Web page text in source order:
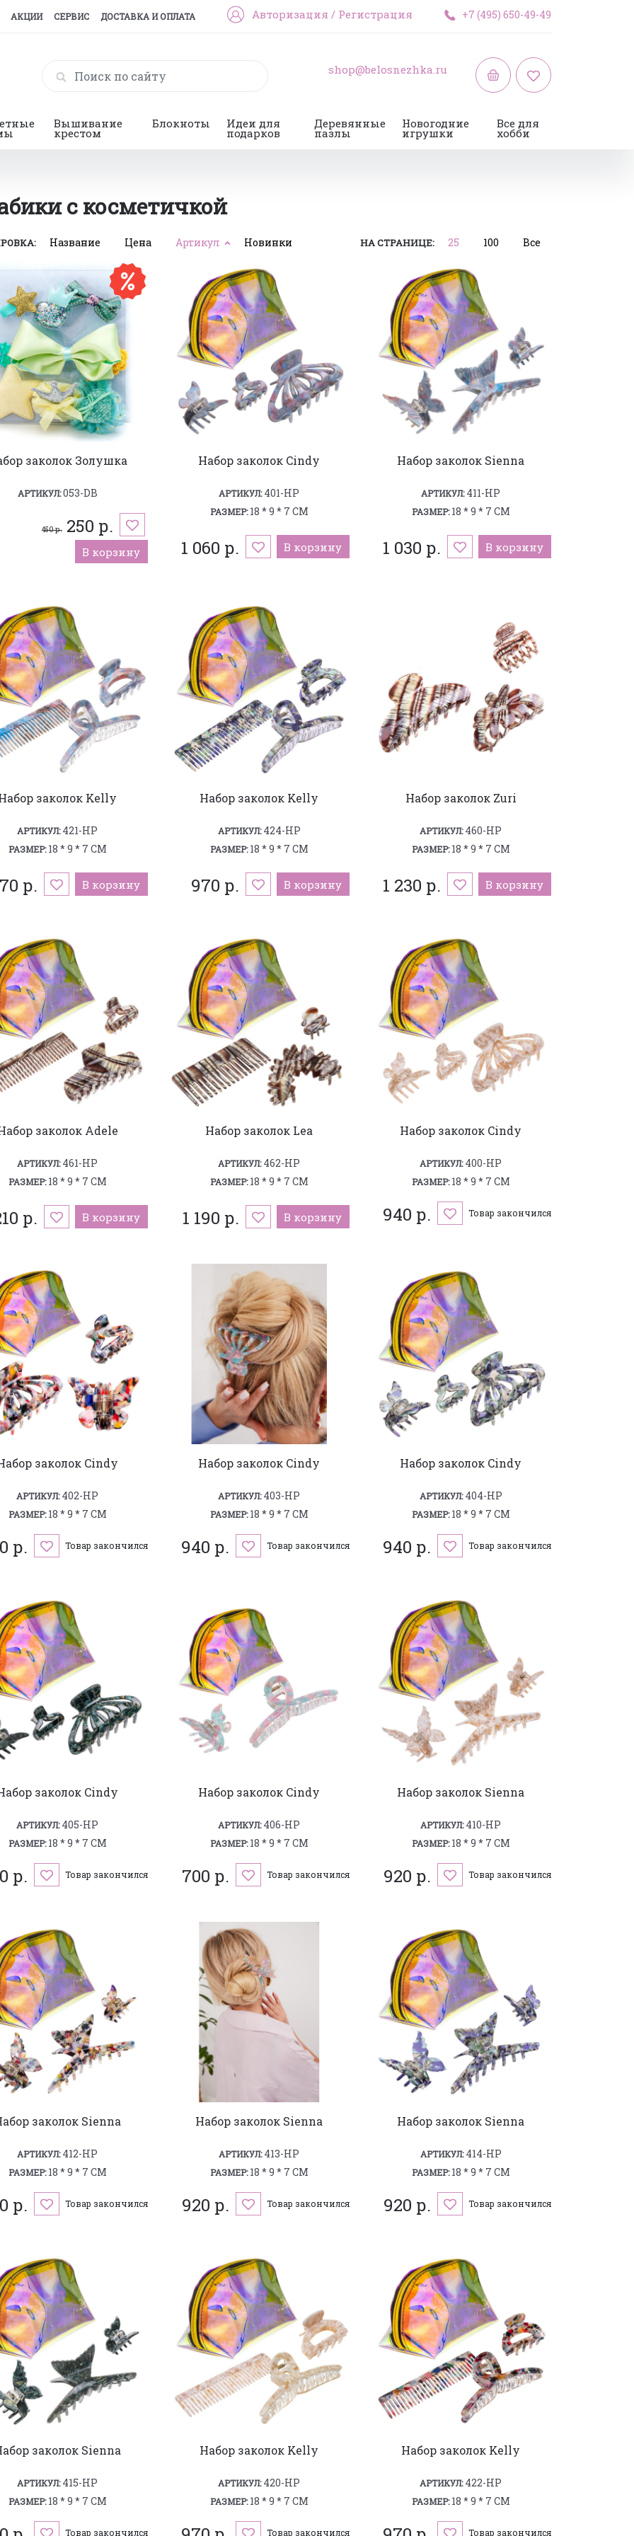
АКЦИИ СЕРВИС ДОСТАВКА И ОПЛАТА Авторизация / Регистрация +7 (495) 650-49-49
shop@belosnezhka.ru
Вышивание
крестом
Блокноты Идеи для
подарков
Деревянные
пазлы
Новогодние
игрушки
Все для
хобби
с косметичкой
Название Цена Артикул Новинки НА СТРАНИЦЕ: 25 100 Все
заколок Золушка
АРТИКУЛ:053-DB
450 р.250 р.
В корзину
Набор заколок Cindy
АРТИКУЛ:401-HP
РАЗМЕР:18 * 9 * 7 СМ
1 060 р. В корзину
Набор заколок Sienna
АРТИКУЛ:411-HP
РАЗМЕР:18 * 9 * 7 СМ
1 030 р. В корзину
заколок Kelly
АРТИКУЛ:421-HP
РАЗМЕР:18 * 9 * 7 СМ
р. В корзину
Набор заколок Kelly
АРТИКУЛ:424-HP
РАЗМЕР:18 * 9 * 7 СМ
970 р. В корзину
Набор заколок Zuri
АРТИКУЛ:460-HP
РАЗМЕР:18 * 9 * 7 СМ
1 230 р. В корзину
заколок Adele
АРТИКУЛ:461-HP
РАЗМЕР:18 * 9 * 7 СМ
р. В корзину
Набор заколок Lea
АРТИКУЛ:462-HP
РАЗМЕР:18 * 9 * 7 СМ
1 190 р. В корзину
Набор заколок Cindy
АРТИКУЛ:400-HP
РАЗМЕР:18 * 9 * 7 СМ
940 р. Товар закончился
заколок Cindy
АРТИКУЛ:402-HP
РАЗМЕР:18 * 9 * 7 СМ
р. Товар закончился
Набор заколок Cindy
АРТИКУЛ:403-HP
РАЗМЕР:18 * 9 * 7 СМ
940 р. Товар закончился
Набор заколок Cindy
АРТИКУЛ:404-HP
РАЗМЕР:18 * 9 * 7 СМ
940 р. Товар закончился
заколок Cindy
АРТИКУЛ:405-HP
РАЗМЕР:18 * 9 * 7 СМ
р. Товар закончился
Набор заколок Cindy
АРТИКУЛ:406-HP
РАЗМЕР:18 * 9 * 7 СМ
700 р. Товар закончился
Набор заколок Sienna
АРТИКУЛ:410-HP
РАЗМЕР:18 * 9 * 7 СМ
920 р. Товар закончился
заколок Sienna
АРТИКУЛ:412-HP
РАЗМЕР:18 * 9 * 7 СМ
р. Товар закончился
Набор заколок Sienna
АРТИКУЛ:413-HP
РАЗМЕР:18 * 9 * 7 СМ
920 р. Товар закончился
Набор заколок Sienna
АРТИКУЛ:414-HP
РАЗМЕР:18 * 9 * 7 СМ
920 р. Товар закончился
заколок Sienna
АРТИКУЛ:415-HP
РАЗМЕР:18 * 9 * 7 СМ
Товар закончился
Набор заколок Kelly
АРТИКУЛ:420-HP
РАЗМЕР:18 * 9 * 7 СМ
Товар закончился
Набор заколок Kelly
АРТИКУЛ:422-HP
РАЗМЕР:18 * 9 * 7 СМ
Товар закончился